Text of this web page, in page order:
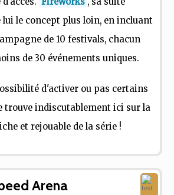
le concept plus loin, en incluant
de 10 festivals, chacun
de 30 événements uniques.
d'activer ou pas certains
trouve indiscutablement ici sur la
et rejouable de la série !
Arena